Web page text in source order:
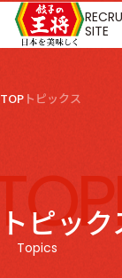
SITE
トピック
Topics
TOP トピックス